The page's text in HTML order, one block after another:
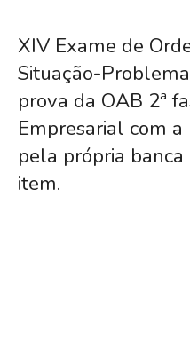
XIV Exame de
Situação-
prova da OAB 2ª
Empresarial com
pela própria
item.